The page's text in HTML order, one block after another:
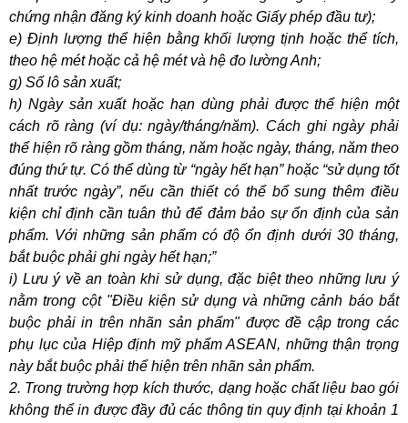
chứng nhận đăng ký kinh doanh hoặc Giấy phép đầu tư);
e) Định lượng thể hiện bằng khối lượng tịnh hoặc thể tích,
theo hệ mét hoặc cả hệ mét và hệ đo lường Anh;
g) Số lô sản xuất;
h) Ngày sản xuất hoặc hạn dùng phải được thể hiện một
cách rõ ràng (ví dụ: ngày/tháng/năm). Cách ghi ngày phải
thể hiện rõ ràng gồm tháng, năm hoặc ngày, tháng, năm theo
đúng thứ tự. Có thể dùng từ “ngày hết hạn” hoặc “sử dụng tốt
nhất trước ngày”, nếu cần thiết có thể bổ sung thêm điều
kiện chỉ định cần tuân thủ để đảm bảo sự ổn định của sản
phẩm. Với những sản phẩm có độ ổn định dưới 30 tháng,
bắt buộc phải ghi ngày hết hạn;”
i) Lưu ý về an toàn khi sử dụng, đặc biệt theo những lưu ý
nằm trong cột "Điều kiện sử dụng và những cảnh báo bắt
buộc phải in trên nhãn sản phẩm" được đề cập trong các
phụ lục của Hiệp định mỹ phẩm ASEAN, những thận trọng
này bắt buộc phải thể hiện trên nhãn sản phẩm.
2. Trong trường hợp kích thước, dạng hoặc chất liệu bao gói
không thể in được đầy đủ các thông tin quy định tại khoản 1